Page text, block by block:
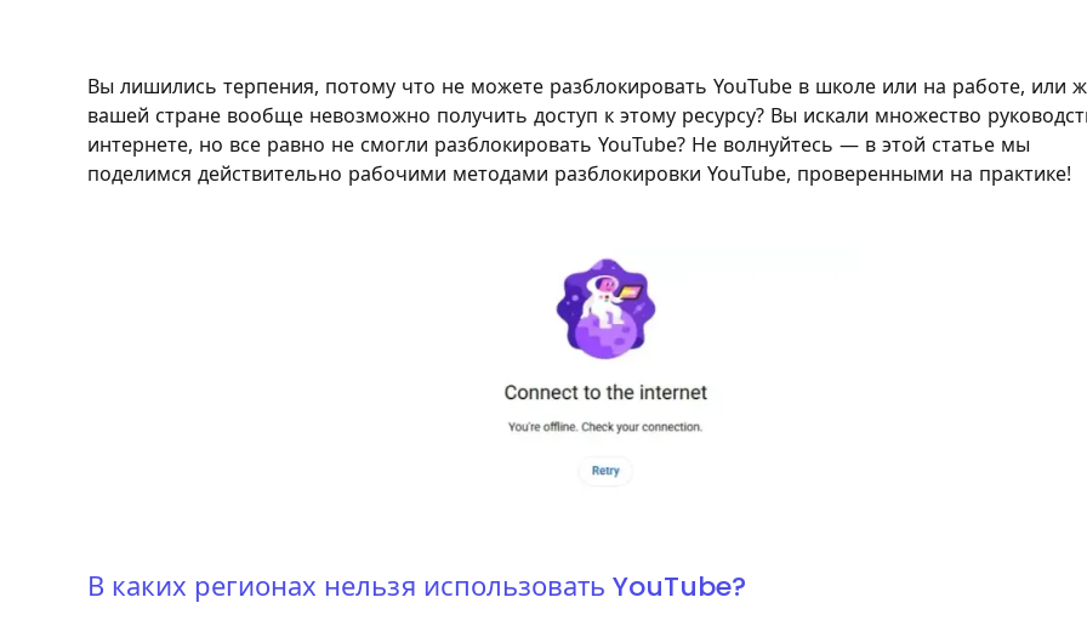
Вы лишились терпения, потому что не можете разблокировать YouTube в школе или на работе, или
вашей стране вообще невозможно получить доступ к этому ресурсу? Вы искали множество
интернете, но все равно не смогли разблокировать YouTube? Не волнуйтесь — в этой статье мы
поделимся действительно рабочими методами разблокировки YouTube, проверенными на практике!
В каких регионах нельзя использовать YouTube?